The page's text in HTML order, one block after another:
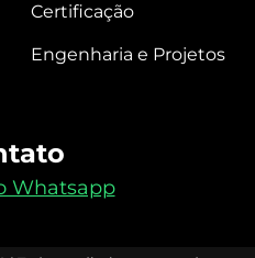
Certificação
Engenharia e Projetos
Whatsapp